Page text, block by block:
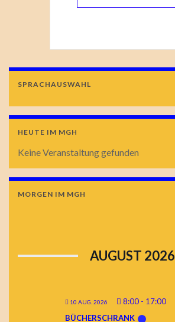
SPRACHAUSWAHL
HEUTE IM MGH
Keine Veranstaltung gefunden
MORGEN IM MGH
AUGUST 2026
10 AUG. 2026 8:00 - 17:00
BÜCHERSCHRANK